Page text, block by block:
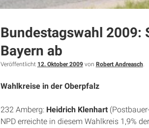
Bundestagswahl 2009:
Bayern ab
Veröffentlicht 12. Oktober 2009von Robert Andreasch.
Wahlkreise in der Oberpfalz
232 Amberg: Heidrich Klenhart
NPD erreichte in diesem Wahlkreis 1,9%